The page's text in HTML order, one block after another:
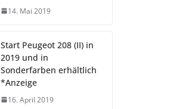
14. Mai 2019
Start Peugeot 208 (II) in
2019 und in
Sonderfarben erhältlich
*Anzeige
16. April 2019